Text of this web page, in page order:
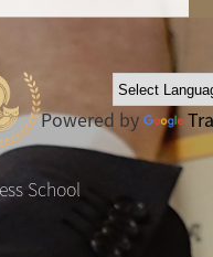
Powered by
School